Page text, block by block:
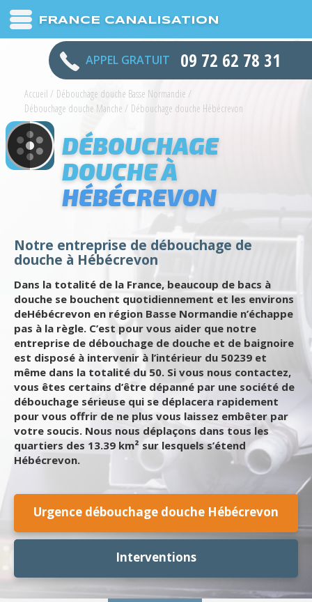
FRANCE CANALISATION
APPEL GRATUIT 09 72 62 78 31
Accueil / Débouchage douche Basse Normandie /
Débouchage douche Manche / Débouchage douche Hébécrevon
DÉBOUCHAGE
DOUCHE À
HÉBÉCREVON
Notre entreprise de débouchage de
douche à Hébécrevon
Dans la totalité de la France, beaucoup de bacs à
douche se bouchent quotidiennement et les environs
deHébécrevon en région Basse Normandie n’échappe
pas à la règle. C’est pour vous aider que notre
entreprise de débouchage de douche et de baignoire
est disposé à intervenir à l’intérieur du 50239 et
même dans la totalité du 50. Si vous nous contactez,
vous êtes certains d’être dépanné par une société de
débouchage sérieuse qui se déplacera rapidement
pour vous offrir de ne plus vous laissez embêter par
votre soucis. Nous nous déplaçons dans tous les
quartiers des 13.39 km² sur lesquels s’étend
Hébécrevon.
Urgence débouchage douche Hébécrevon
Interventions